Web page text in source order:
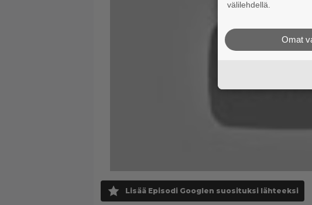
Lisää Episodi Googlen suosituksi lähteeksi
välilehdellä.
Omat